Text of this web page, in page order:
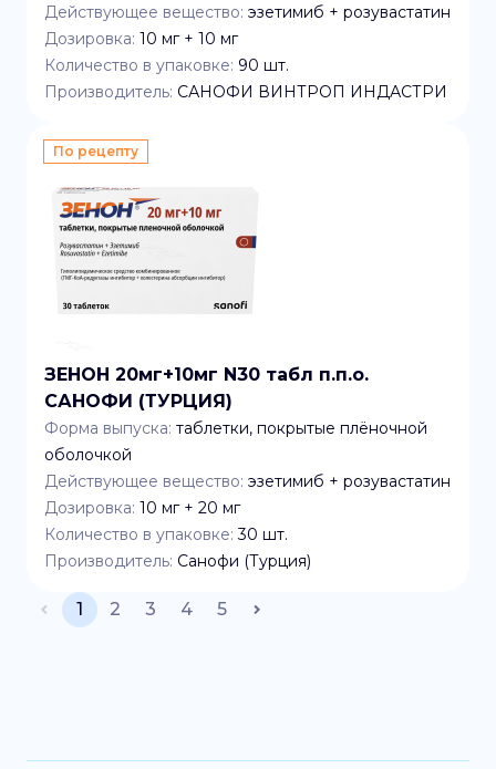
Действующее вещество: эзетимиб + розувастатин
Дозировка: 10 мг + 10 мг
Количество в упаковке: 90 шт.
Производитель: САНОФИ ВИНТРОП ИНДАСТРИ
По рецепту
ЗЕНОН 20мг+10мг N30 табл п.п.о.
САНОФИ (ТУРЦИЯ)
Форма выпуска: таблетки, покрытые плёночной
оболочкой
Действующее вещество: эзетимиб + розувастатин
Дозировка: 10 мг + 20 мг
Количество в упаковке: 30 шт.
Производитель: Санофи (Турция)
1 2 3 4 5